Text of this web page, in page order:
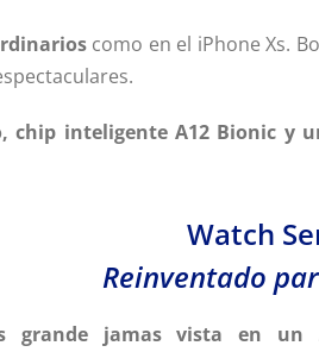
como en el iPhone Xs.
chip inteligente A12 Bionic y
Watch
Reinventado
grande jamas vista en un